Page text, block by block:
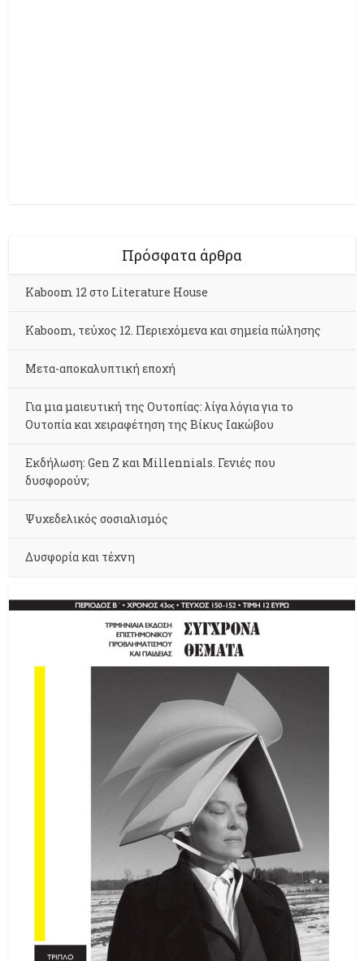
Πρόσφατα άρθρα
Kaboom 12 στο Literature House
Kaboom, τεύχος 12. Περιεχόμενα και σημεία πώλησης
Μετα-αποκαλυπτική εποχή
Για μια μαιευτική της Ουτοπίας: λίγα λόγια για το
Ουτοπία και χειραφέτηση της Βίκυς Ιακώβου
Εκδήλωση: Gen Z και Millennials. Γενιές που
δυσφορούν;
Ψυχεδελικός σοσιαλισμός
Δυσφορία και τέχνη